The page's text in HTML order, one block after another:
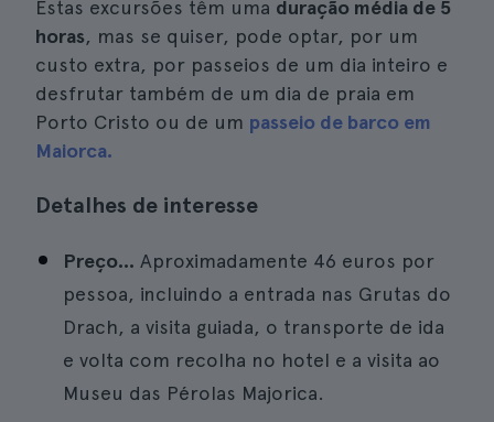
Estas excursões têm uma duração média de 5
horas, mas se quiser, pode optar, por um
custo extra, por passeios de um dia inteiro e
desfrutar também de um dia de praia em
Porto Cristo ou de um passeio de barco em
Maiorca.
Detalhes de interesse
Preço... Aproximadamente 46 euros por
pessoa, incluindo a entrada nas Grutas do
Drach, a visita guiada, o transporte de ida
e volta com recolha no hotel e a visita ao
Museu das Pérolas Majorica.